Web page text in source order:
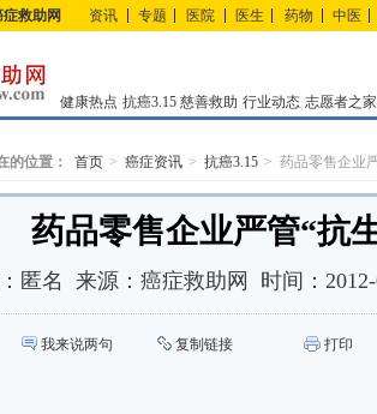
症救助网 资讯 专题 医院 医生 药物 中医
健康热点 抗癌3.15 慈善救助 行业动态 志愿者之家
的位置： 首页 癌症资讯 抗癌3.15 药品零售企业
药品零售企业严管“抗
匿名 来源： 癌症救助网 时间：
我来说两句 复制链接 打印